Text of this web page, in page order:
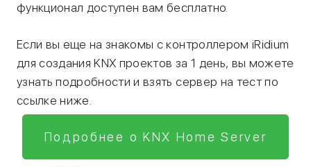
функционал доступен вам бесплатно.
Если вы еще на знакомы с контроллером iRidium
для создания KNX проектов за 1 день, вы можете
узнать подробности и взять сервер на тест по
ссылке ниже.
Подробнее о KNX Home Server